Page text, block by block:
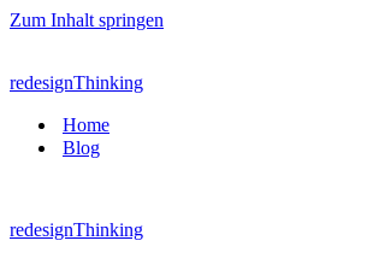
Zum Inhalt springen
redesignThinking
Home
Blog
redesignThinking